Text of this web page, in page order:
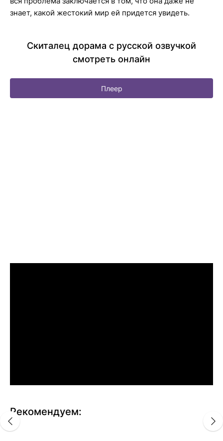
знает, какой жестокий мир ей придется увидеть.
Скиталец дорама с русской озвучкой
смотреть онлайн
Плеер
Рекомендуем: